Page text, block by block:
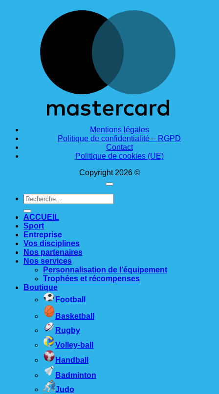
Mentions légales
Politique de confidentialité – RGPD
Contact
Politique de cookies (UE)
Copyright 2026 ©
Recherche
pour :
ACCUEIL
Sport
Entreprise
Vos disciplines
Nos partenaires
Nos services
Personnalisation de l’équipement
Trophées et récompenses
Boutique
Football
Basketball
Rugby
Volley-ball
Handball
Badminton
Judo